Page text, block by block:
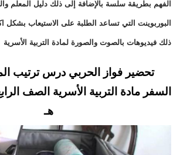
الفهم بطريقة سلسة بالإضافة إلى ذلك دليل المعلم
البوربوينت التي تساعد الطلبة على الاستيعاب بشكل
ذلك فيديوهات بالصوت والصورة لمادة التربية الأسرية
تحضير فواز الحربي درس ترتيب
هـ